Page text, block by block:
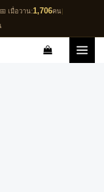
📅 เมื่อวาน:1,706คน|